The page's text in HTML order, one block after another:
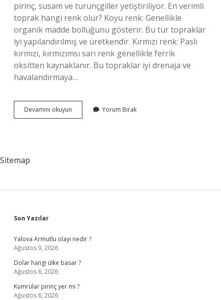
pirinç, susam ve turunçgiller yetiştiriliyor. En verimli
toprak hangi renk olur? Koyu renk: Genellikle
organik madde bolluğunu gösterir. Bu tür topraklar
iyi yapılandırılmış ve üretkendir. Kırmızı renk: Paslı
kırmızı, kırmızımsı sarı renk genellikle ferrik
oksitten kaynaklanır. Bu topraklar iyi drenaja ve
havalandırmaya…
Devamını okuyun
Toprak
Yorum Bırak
Sitemap
Sidebar
Son Yazılar
Yalova Armutlu olayı nedir ?
Ağustos 9, 2026
Dolar hangi ülke basar ?
Ağustos 6, 2026
Kumrular pirinç yer mi ?
Ağustos 6, 2026